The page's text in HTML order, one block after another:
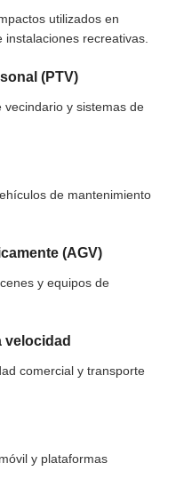
utilizados en
recreativas.
(PTV)
y sistemas de
de mantenimiento
(AGV)
y equipos de
velocidad
comercial y transporte
y plataformas